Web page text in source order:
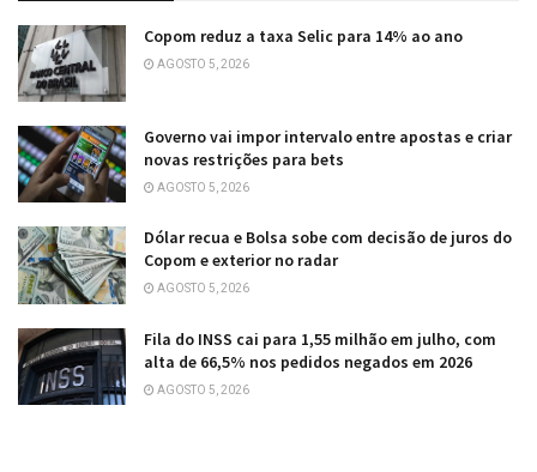
Copom reduz a taxa Selic para 14% ao ano
AGOSTO 5, 2026
Governo vai impor intervalo entre apostas e criar
novas restrições para bets
AGOSTO 5, 2026
Dólar recua e Bolsa sobe com decisão de juros do
Copom e exterior no radar
AGOSTO 5, 2026
Fila do INSS cai para 1,55 milhão em julho, com
alta de 66,5% nos pedidos negados em 2026
AGOSTO 5, 2026